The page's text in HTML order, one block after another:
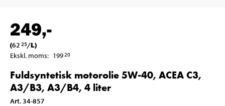
249,-
(62 25/L)
Ekskl. moms: 19920
Fuldsyntetisk motorolie 5W-40, ACEA C3,
A3/B3, A3/B4, 4 liter
Art. 34-857